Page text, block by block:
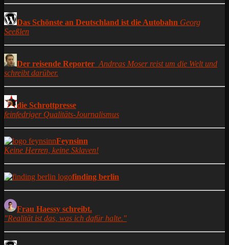
Das Schönste an Deutschland ist die Autobahn Georg
Seeßlen
Der reisende Reporter Andreas Moser reist um die Welt und
schreibt darüber.
die Schrottpresse
feinfedriger Qualitäts-Journalismus
Feynsinn
Keine Herren, keine Sklaven!
finding berlin
Frau Haessy schreibt.
"Realität ist das, was ich dafür halte."